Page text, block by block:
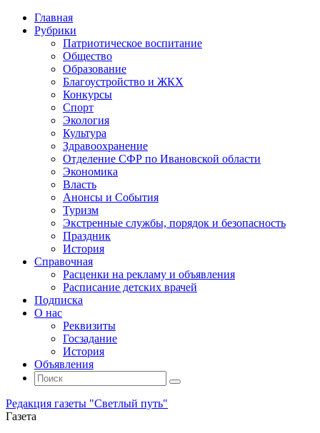
Главная
Рубрики
Патриотическое воспитание
Общество
Образование
Благоустройство и ЖКХ
Конкурсы
Спорт
Экология
Культура
Здравоохранение
Отделение СФР по Ивановской области
Экономика
Власть
Анонсы и События
Туризм
Экстренные службы, порядок и безопасность
Праздник
История
Справочная
Расценки на рекламу и объявления
Расписание детских врачей
Подписка
О нас
Реквизиты
Госзадание
История
Объявления
Поиск
Искать:
Поиск
Редакция газеты "Светлый путь"
Газета